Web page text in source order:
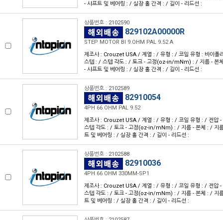
- 샤프트 및 베어링 : / 실장 홀 간격 : / 길이 - 리드선 :
상품번호 : 2102590
829102A00000R
STEP MOTOR BI 9.OHM PAL 9.52 A
제조사 : Crouzet USA / 계열 : / 유형 : / 코일 유형 : 바이폴
스텝 : / 스텝 각도 : / 토크 - 고정(oz-in/mNm) : / 지름 - 본
- 샤프트 및 베어링 : / 실장 홀 간격 : / 길이 - 리드선 :
상품번호 : 2102589
82910054
4PH 66 OHM PAL 9.52
제조사 : Crouzet USA / 계열 : / 유형 : / 코일 유형 : / 전압
스텝 각도 : / 토크 - 고정(oz-in/mNm) : / 지름 - 본체 : / 지
트 및 베어링 : / 실장 홀 간격 : / 길이 - 리드선 :
상품번호 : 2102588
82910036
4PH 66 OHM 330MM-SP1
제조사 : Crouzet USA / 계열 : / 유형 : / 코일 유형 : / 전압
스텝 각도 : / 토크 - 고정(oz-in/mNm) : / 지름 - 본체 : / 지
트 및 베어링 : / 실장 홀 간격 : / 길이 - 리드선 :